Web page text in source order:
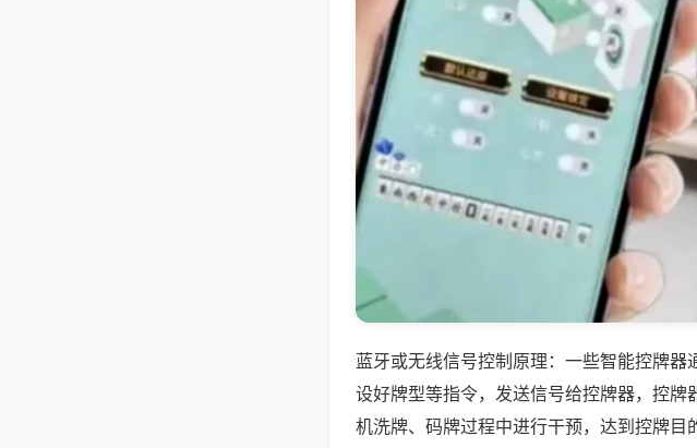
蓝牙或无线信号控制原理：一些智能控牌
设好牌型等指令，发送信号给控牌器，控
机洗牌、码牌过程中进行干预，达到控牌目